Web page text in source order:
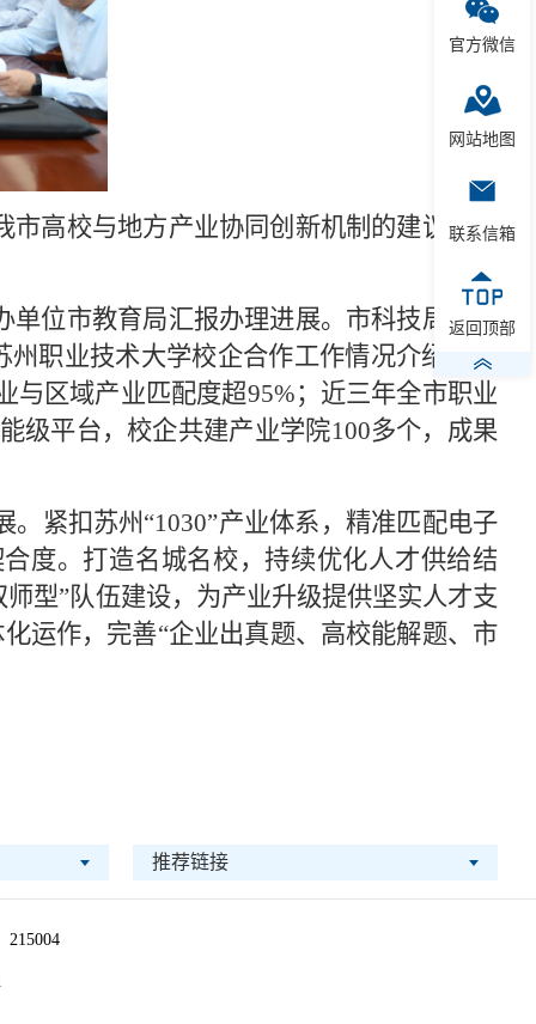
高校与地方产业协同创新机制的建议》提
位市教育局汇报办理进展。市科技局、工
职业技术大学校企合作工作情况介绍。目
与区域产业匹配度超95%；近三年全市职业
级平台，校企共建产业学院100多个，成果
紧扣苏州“1030”产业体系，精准匹配电子
度。打造名城名校，持续优化人才供给结
型”队伍建设，为产业升级提供坚实人才支
运作，完善“企业出真题、高校能解题、市
官方微信
网站地图
联系信箱
返回顶部
推荐链接
215004